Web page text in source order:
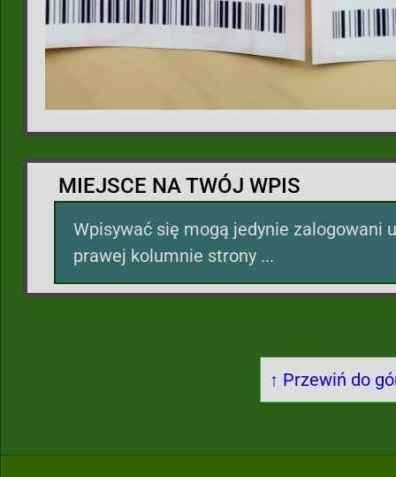
MIEJSCE NA TWÓJ WPIS
Wpisywać się mogą jedynie zalogowani
prawej kolumnie strony ...
↑ Przewiń do